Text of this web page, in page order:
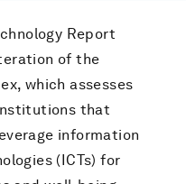
Report
of the
which assesses
that
information
(ICTs) for